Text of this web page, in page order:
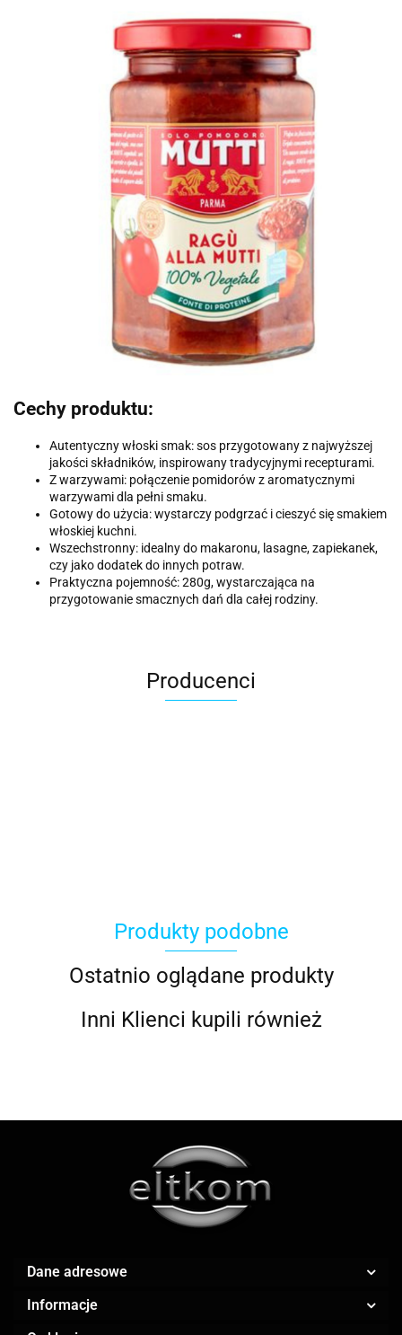
Cechy produktu:
Autentyczny włoski smak: sos przygotowany z najwyższej
jakości składników, inspirowany tradycyjnymi recepturami.
Z warzywami: połączenie pomidorów z aromatycznymi
warzywami dla pełni smaku.
Gotowy do użycia: wystarczy podgrzać i cieszyć się smakiem
włoskiej kuchni.
Wszechstronny: idealny do makaronu, lasagne, zapiekanek,
czy jako dodatek do innych potraw.
Praktyczna pojemność: 280g, wystarczająca na
przygotowanie smacznych dań dla całej rodziny.
Producenci
ACOOL TOY
AMAZFIT
Produkty podobne
Ostatnio oglądane produkty
Inni Klienci kupili również
Dane adresowe
Informacje